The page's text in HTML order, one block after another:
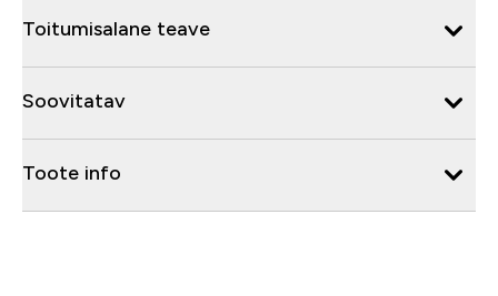
Toitumisalane teave
Soovitatav
Toote info